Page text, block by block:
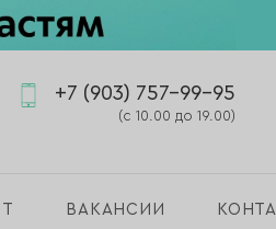
+7 (903) 757-99-95
(с 10.00 до 19.00)
ВАКАНСИИ